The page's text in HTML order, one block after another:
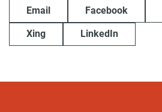
Email Facebook
Xing LinkedIn